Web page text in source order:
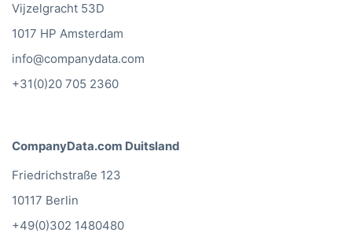
Vijzelgracht 53D
1017 HP Amsterdam
info@companydata.com
+31(0)20 705 2360
CompanyData.com Duitsland
Friedrichstraße 123
10117 Berlin
+49(0)302 1480480